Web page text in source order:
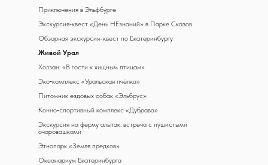
Приключения в Эльфбурге
Экскурсия‑квест «День НЕзнаний» в Парке Сказов
Обзорная экскурсия-квест по Екатеринбургу
Живой Урал
Холзан: «В гости к хищным птицам»
Эко‑комплекс «Уральская пчёлка»
Питомник ездовых собак «Эльбрус»
Конно‑спортивный комплекс «Дубрава»
Экскурсия на ферму альпак: встреча с пушистыми
очаровашками
Этнопарк «Земля предков»
Океанариум Екатеринбурга